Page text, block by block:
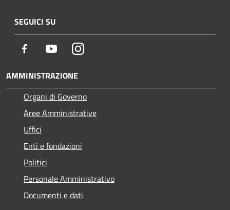
SEGUICI SU
Facebook YoutubeInstagram
AMMINISTRAZIONE
Organi di Governo
Aree Amministrative
Uffici
Enti e fondazioni
Politici
Personale Amministrativo
Documenti e dati